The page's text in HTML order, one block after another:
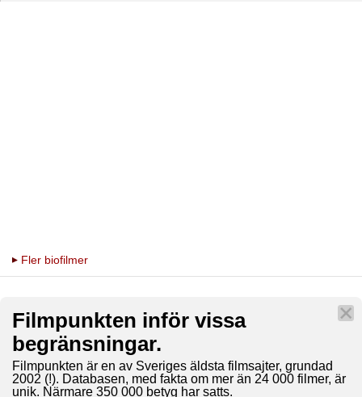
Fler biofilmer
Filmpunkten inför vissa
begränsningar.
Filmpunkten är en av Sveriges äldsta filmsajter, grundad
2002 (!). Databasen, med fakta om mer än 24 000 filmer, är
unik. Närmare 350 000 betyg har satts.